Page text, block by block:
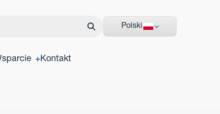
Polski
Kontakt